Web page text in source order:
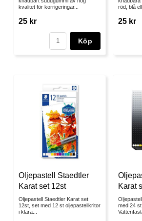
kvalitet för korrigeringar...
25 kr
Köp
röd, blå
25 kr
Oljepastell Staedtler
Karat set 12st
Oljepastell Staedtler Karat set
12st, set med 12 st oljepastellkritor
i klara...
Karat
med 24